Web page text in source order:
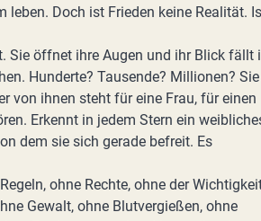
Doch ist Frieden keine Realität.
Sie öffnet ihre Augen und ihr Blick fällt
Hunderte? Tausende? Millionen? Sie
von ihnen steht für eine Frau, für einen
Erkennt in jedem Stern ein
dem sie sich gerade befreit. Es
ohne Rechte, ohne der
Gewalt, ohne Blutvergießen, ohne